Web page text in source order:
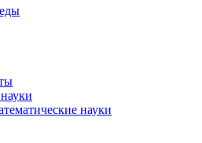
науки